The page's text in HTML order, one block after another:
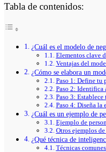
Tabla de contenidos:
¿Cuál es el modelo de
Elementos clave
Ventajas del
¿Cómo se elabora un
Paso 1: Define tu
Paso 2:
Paso 3: Establece
Paso 4: Diseña la
¿Cuál es un ejemplo de
Ejemplo de
Otros ejemplos
¿Qué técnica de
Técnicas